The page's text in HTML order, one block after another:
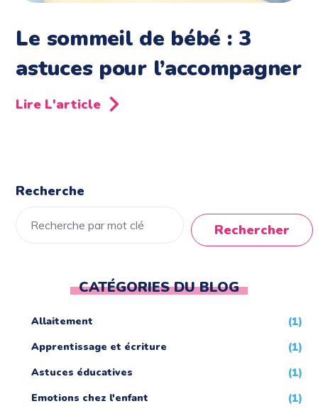
Le sommeil de bébé : 3
astuces pour l’accompagner
Lire L'article
Recherche
Rechercher
CATÉGORIES DU BLOG
Allaitement (1)
Apprentissage et écriture (1)
Astuces éducatives (1)
Emotions chez l'enfant (1)